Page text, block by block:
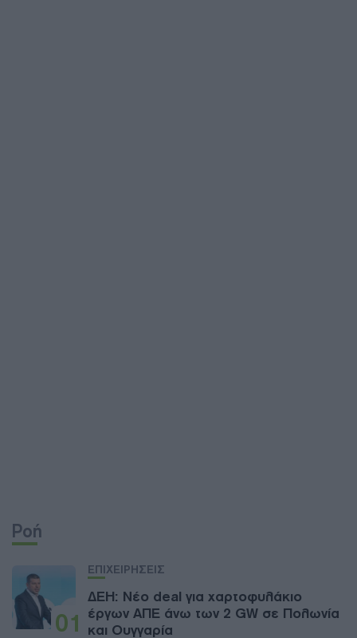
Ροή
01
ΕΠΙΧΕΙΡΗΣΕΙΣ
ΔΕΗ: Νέο deal για χαρτοφυλάκιο
έργων ΑΠΕ άνω των 2 GW σε Πολωνία
και Ουγγαρία